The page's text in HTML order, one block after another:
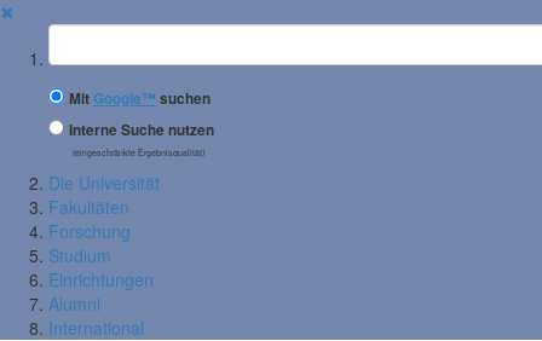
✖
Suchbegriff
MitGoogle™ suchen
Interne Suche nutzen
(eingeschränkte Ergebnisqualität)
Die Universität
Fakultäten
Forschung
Studium
Einrichtungen
Alumni
International